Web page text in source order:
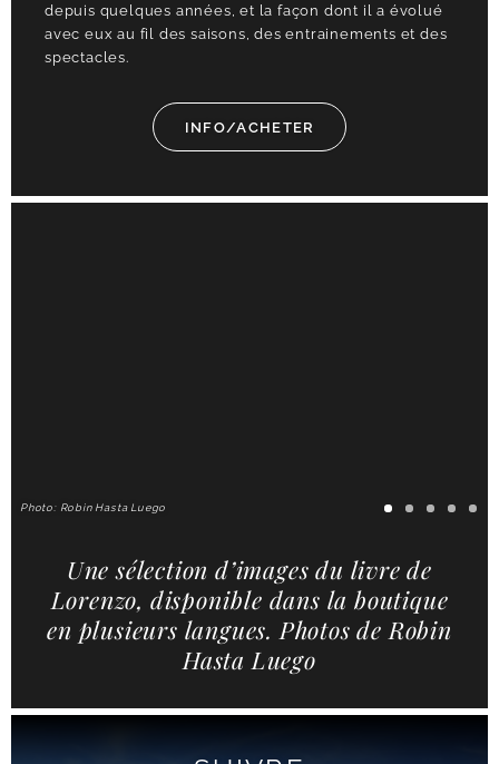
depuis quelques années, et la façon dont il a évolué
avec eux au fil des saisons, des entrainements et des
spectacles.
INFO/ACHETER
Photo: Robin Hasta Luego
Une sélection d’images du livre de
Lorenzo, disponible dans la boutique
en plusieurs langues. Photos de Robin
Hasta Luego